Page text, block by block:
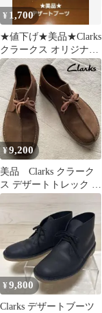
¥ 1,700
★値下げ★美品★Clarks
クラークス オリジナル
ズ デザートブーツ ブラ
ック
¥9,200
美品 Clarks クラーク
ス デザートトレック ス
エード ショートブーツ
¥9,800
Clarks デザートブーツ